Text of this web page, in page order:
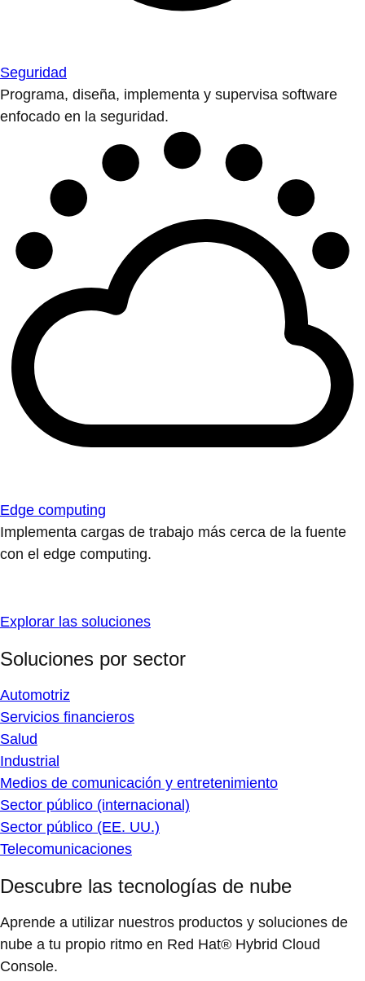
Seguridad
Programa, diseña, implementa y supervisa software
enfocado en la seguridad.
Edge computing
Implementa cargas de trabajo más cerca de la fuente
con el edge computing.
Explorar las soluciones
Soluciones por sector
Automotriz
Servicios financieros
Salud
Industrial
Medios de comunicación y entretenimiento
Sector público (internacional)
Sector público (EE. UU.)
Telecomunicaciones
Descubre las tecnologías de nube
Aprende a utilizar nuestros productos y soluciones de
nube a tu propio ritmo en Red Hat® Hybrid Cloud
Console.